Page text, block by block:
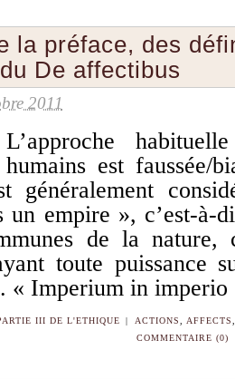
la préface, des
De affectibus
2011
humains est faussée/
généralement
un empire », c’est-à-
de la nature,
toute puissance
« Imperium in
III DE L'ETHIQUE ACTIONS, AFFECTS
COMMENTAIRE (0)